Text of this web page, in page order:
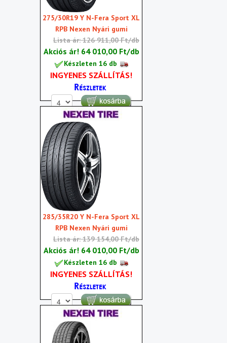
275/30R19 Y N-Fera Sport XL
RPB Nexen Nyári gumi
Lista ár: 126 911,00 Ft/db
Akciós ár! 64 010,00 Ft/db
Készleten 16 db
INGYENES SZÁLLÍTÁS!
285/35R20 Y N-Fera Sport XL
RPB Nexen Nyári gumi
Lista ár: 139 154,00 Ft/db
Akciós ár! 64 010,00 Ft/db
Készleten 16 db
INGYENES SZÁLLÍTÁS!